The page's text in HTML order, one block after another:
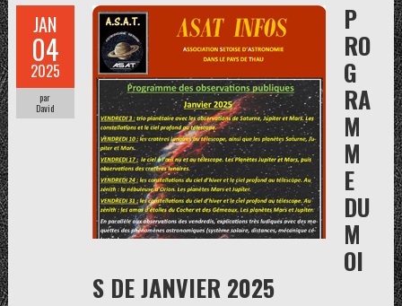
JAN
04
2025
par
David
P
RO
G
RA
M
M
E
DU
M
OI
S DE JANVIER 2025